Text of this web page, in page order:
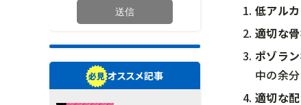
低アル
適切な
ポゾラ
中の余
適切な
オススメ記事